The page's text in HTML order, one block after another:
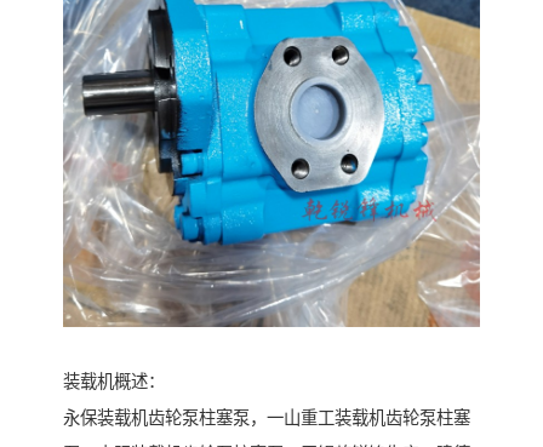
装载机概述：
永保装载机齿轮泵柱塞泵，一山重工装载机齿轮泵柱塞